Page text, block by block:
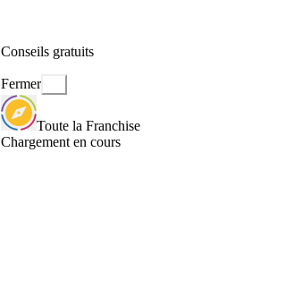
Conseils gratuits
Fermer
Toute la Franchise
Chargement en cours